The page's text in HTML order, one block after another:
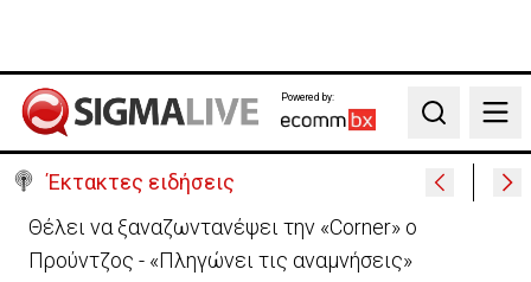
Powered by:
Search
Έκτακτες ειδήσεις
Ιράν: Απορρίπτει τη συμφωνία Σ. Αραβίας, Τουρκίας,
Πακιστάν-«Μόνο στα χαρτιά»